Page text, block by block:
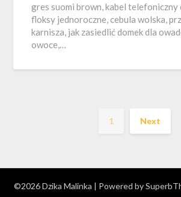
gres suomi brown, kabel telefoniczny
floksy jednoroczne, cebula wolska,
karnisza, jak zasiedlić domek dla
owoce,…
1 Next
©2026 Dzika Malinka | Powered by